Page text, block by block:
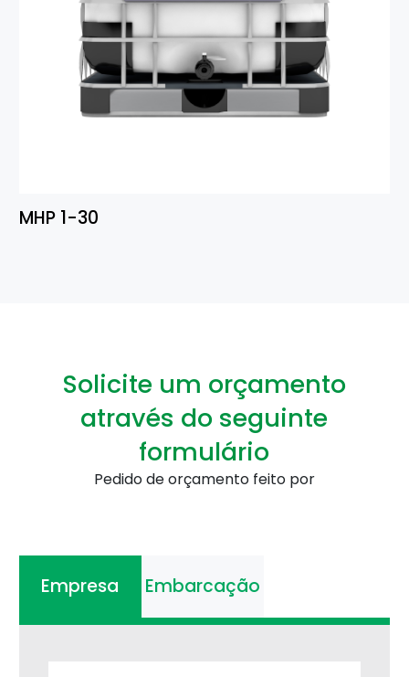
MHP 1-30
Solicite um orçamento
através do seguinte
formulário
Pedido de orçamento feito por
Empresa Embarcação